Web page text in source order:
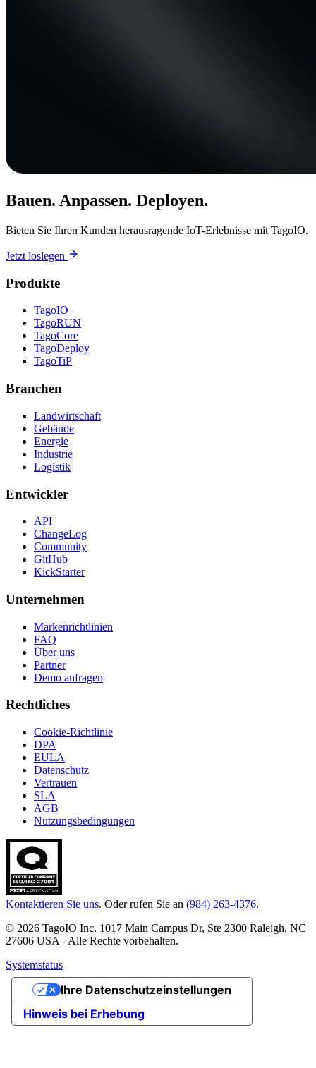
Bauen. Anpassen. Deployen.
Bieten Sie Ihren Kunden herausragende IoT-Erlebnisse mit TagoIO.
Jetzt loslegen
Produkte
TagoIO
TagoRUN
TagoCore
TagoDeploy
TagoTiP
Branchen
Landwirtschaft
Gebäude
Energie
Industrie
Logistik
Entwickler
API
ChangeLog
Community
GitHub
KickStarter
Unternehmen
Markenrichtlinien
FAQ
Über uns
Partner
Demo anfragen
Rechtliches
Cookie-Richtlinie
DPA
EULA
Datenschutz
Vertrauen
SLA
AGB
Nutzungsbedingungen
Kontaktieren Sie uns. Oder rufen Sie an (984) 263-4376.
© 2026 TagoIO Inc. 1017 Main Campus Dr, Ste 2300 Raleigh, NC
27606 USA - Alle Rechte vorbehalten.
Systemstatus
Hinweis bei Erhebung
Ihre Datenschutzeinstellungen